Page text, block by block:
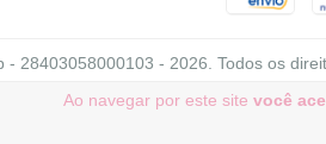
Ao navegar por este site você
- 28403058000103 - 2026. Todos os